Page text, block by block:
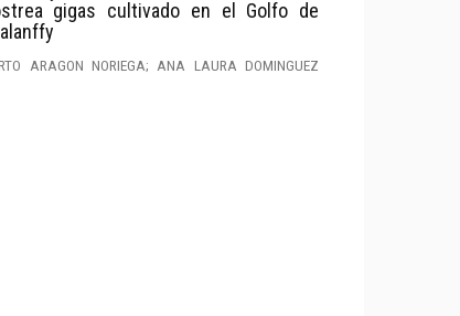
gigas cultivado en el Golfo de
ARAGON NORIEGA; ANA LAURA DOMINGUEZ